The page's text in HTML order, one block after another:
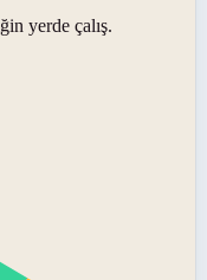
yerde çalış.